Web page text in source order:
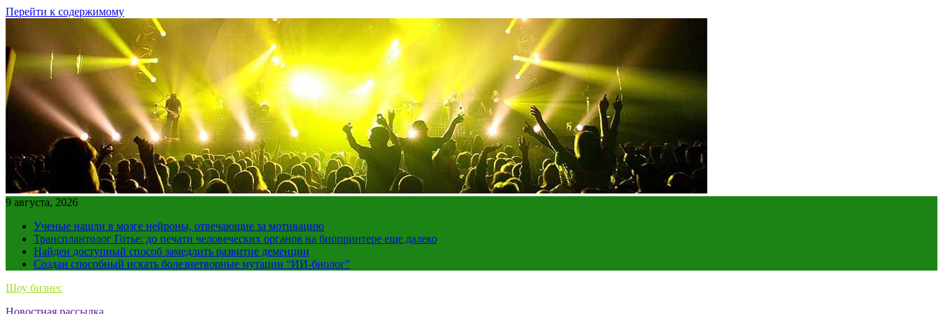
Перейти к содержимому
9 августа, 2026
Ученые нашли в мозге нейроны, отвечающие за мотивацию
Трансплантолог Готье: до печати человеческих органов на биопринтере еще далеко
Найден доступный способ замедлить развитие деменции
Создан способный искать болезнетворные мутации “ИИ-биолог”
Шоу бизнес
Новостная рассылка